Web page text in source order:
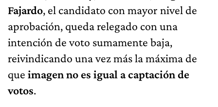
Fajardo, el candidato con mayor nivel de
aprobación, queda relegado con una
intención de voto sumamente baja,
reivindicando una vez más la máxima de
que imagen no es igual a captación de
votos.